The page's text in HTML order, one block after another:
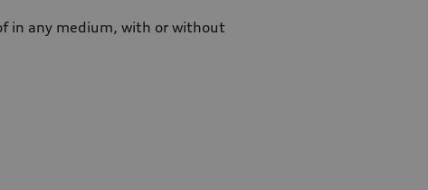
in any medium, with or without